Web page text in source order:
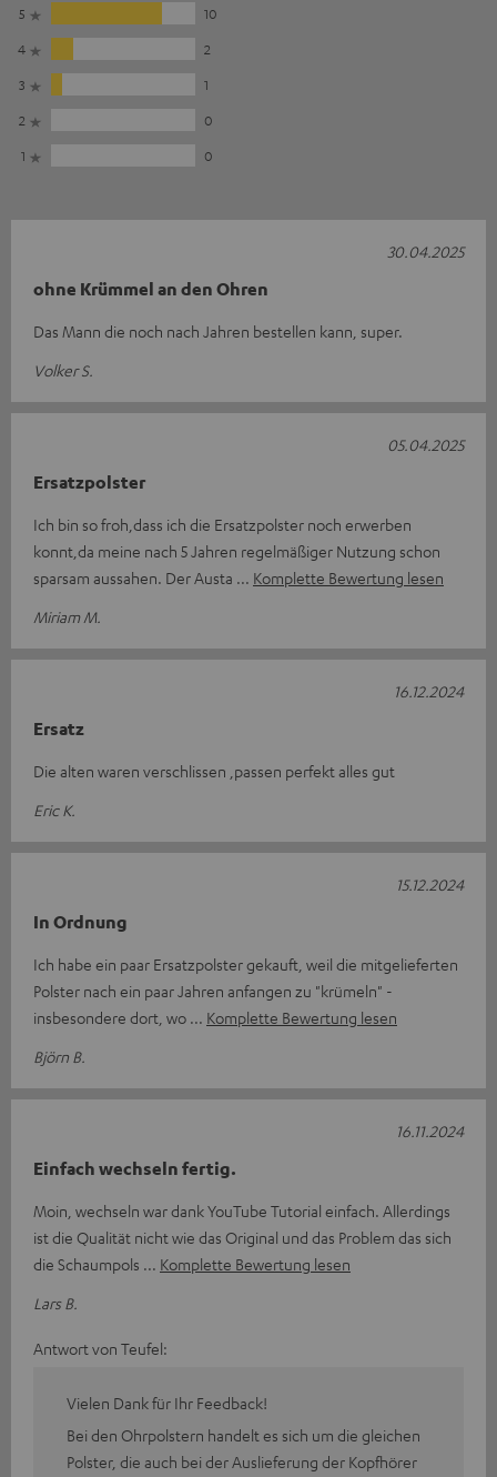
5
10
4
2
3
1
2
0
1
0
ohne Krümmel an den Ohren
Das Mann die noch nach Jahren bestellen kann, super.
Volker S.
30.04.2025
Ersatzpolster
Ich bin so froh,dass ich die Ersatzpolster noch erwerben
konnt,da meine nach 5 Jahren regelmäßiger Nutzung schon
sparsam aussahen. Der Austa
Komplette Bewertung lesen
Miriam M.
05.04.2025
Ersatz
Die alten waren verschlissen ,passen perfekt alles gut
Eric K.
16.12.2024
In Ordnung
Ich habe ein paar Ersatzpolster gekauft, weil die mitgelieferten
Polster nach ein paar Jahren anfangen zu "krümeln" -
insbesondere dort, wo
Komplette Bewertung lesen
Björn B.
15.12.2024
Einfach wechseln fertig.
Moin, wechseln war dank YouTube Tutorial einfach. Allerdings
ist die Qualität nicht wie das Original und das Problem das sich
die Schaumpols
Komplette Bewertung lesen
Lars B.
16.11.2024
Antwort von Teufel:
Vielen Dank für Ihr Feedback!
Bei den Ohrpolstern handelt es sich um die gleichen
Polster, die auch bei der Auslieferung der Kopfhörer